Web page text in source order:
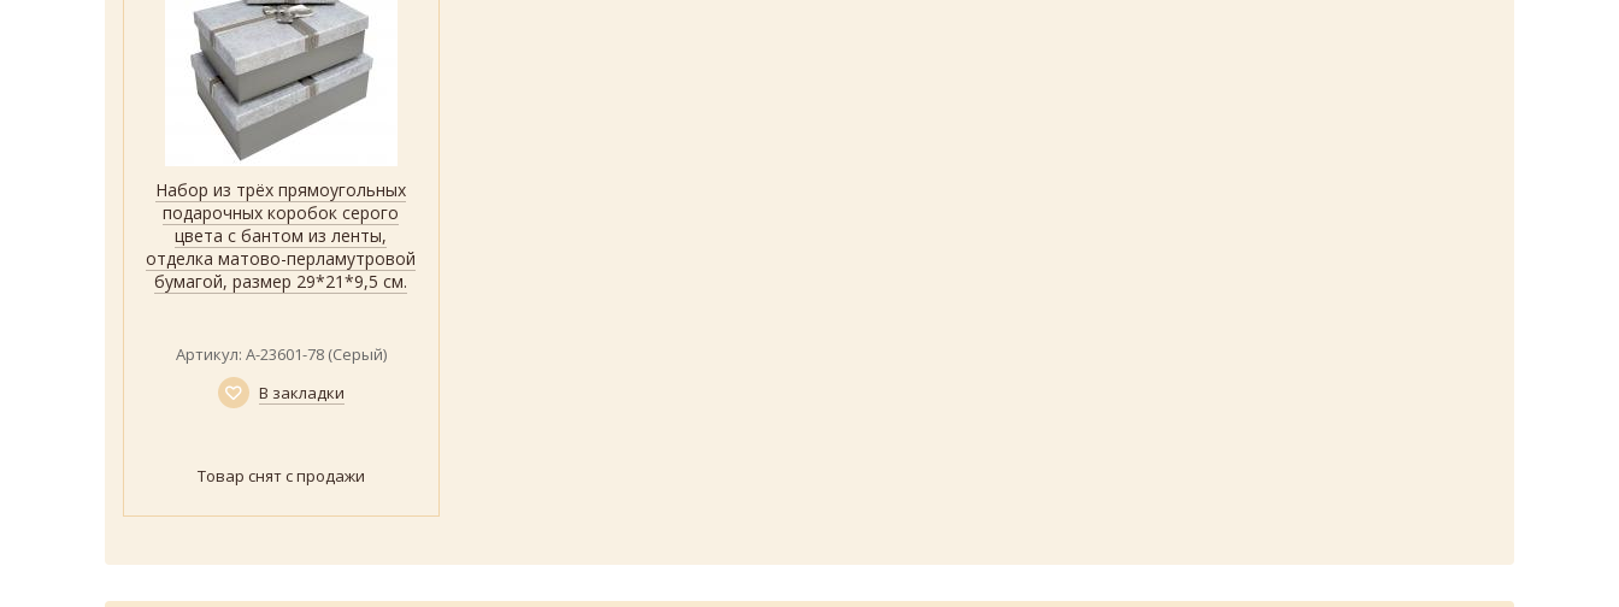
Быстрый просмотр
Показать
Набор из трёх прямоугольных
подарочных коробок серого
цвета с бантом из ленты,
отделка матово-перламутровой
бумагой, размер 29*21*9,5 см.
Артикул: А-23601-78 (Серый)
В закладки
Товар снят с продажи